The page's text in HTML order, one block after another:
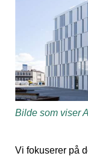
Bilde som viser
Vi fokuserer på